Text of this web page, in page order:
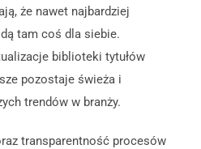
że nawet najbardziej
tam coś dla siebie.
biblioteki tytułów
pozostaje świeża i
trendów w branży.
transparentność procesów